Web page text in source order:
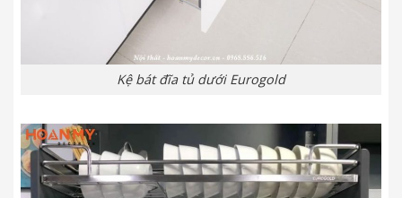
Kệ bát đĩa tủ dưới Eurogold